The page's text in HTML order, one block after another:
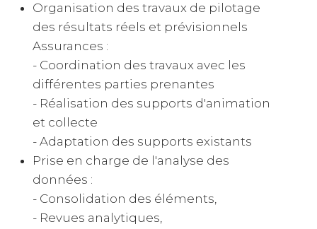
Organisation des travaux de pilotage
des résultats réels et prévisionnels
Assurances :
- Coordination des travaux avec les
différentes parties prenantes
- Réalisation des supports d'animation
et collecte
- Adaptation des supports existants
Prise en charge de l'analyse des
données :
- Consolidation des éléments,
- Revues analytiques,